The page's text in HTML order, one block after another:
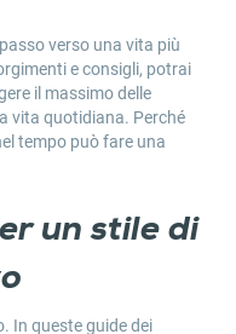
verso una vita più
e consigli, potrai
il massimo delle
vita quotidiana. Perché
tempo può fare una
un stile di
. In queste guide dei